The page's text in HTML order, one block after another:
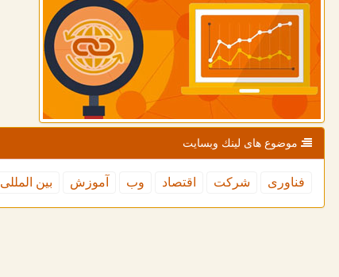
موضوع های لینك وبسایت
فناوری شركت اقتصاد وب آموزش بین المللی